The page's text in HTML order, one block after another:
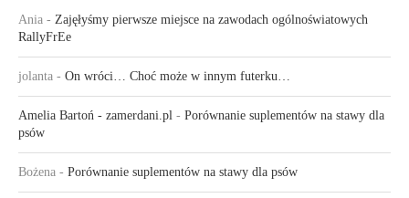
Ania - Zajęłyśmy pierwsze miejsce na zawodach ogólnoświatowych
RallyFrEe
jolanta - On wróci… Choć może w innym futerku…
Amelia Bartoń - zamerdani.pl - Porównanie suplementów na stawy dla
psów
Bożena - Porównanie suplementów na stawy dla psów